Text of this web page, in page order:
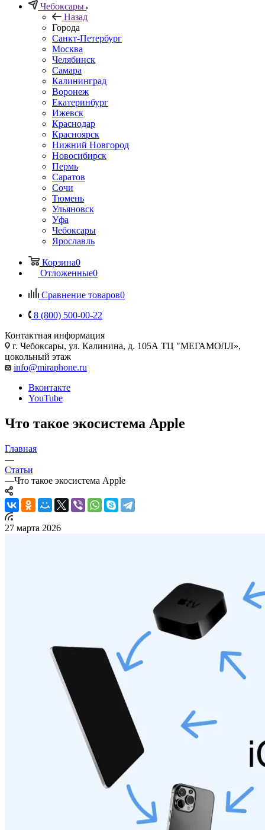
Чебоксары
Назад
Города
Санкт-Петербург
Москва
Челябинск
Самара
Калининград
Воронеж
Екатеринбург
Ижевск
Краснодар
Красноярск
Нижний Новгород
Новосибирск
Пермь
Саратов
Сочи
Тюмень
Ульяновск
Уфа
Чебоксары
Ярославль
Корзина0
Отложенные0
Сравнение товаров0
8 (800) 500-00-22
Контактная информация
г. Чебоксары, ул. Калинина, д. 105А ТЦ "МЕГАМОЛЛ»,
цокольный этаж
info@miraphone.ru
Вконтакте
YouTube
Что такое экосистема Apple
Главная
—
Статьи
—Что такое экосистема Apple
27 марта 2026